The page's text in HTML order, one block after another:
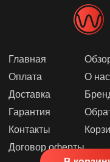
Главная
Оплата
Доставка
Гарантия
Контакты
Договор оферты
О нас